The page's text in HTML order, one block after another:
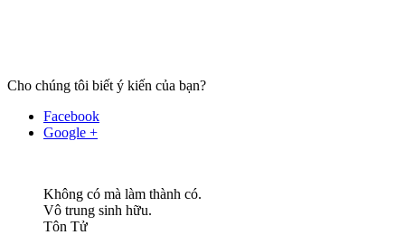
Cho chúng tôi biết ý kiến của bạn?
Facebook
Google +
Không có mà làm thành có.
Vô trung sinh hữu.
Tôn Tử